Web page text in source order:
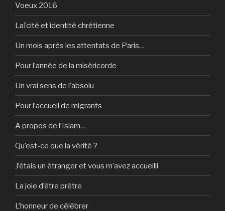
Voeux 2016
Laïcité et identité chrétienne
Un mois après les attentats de Paris…
Pour l’année de la miséricorde
Un vrai sens de l’absolu
Pour l’accueil de migrants
A propos de l’Islam…
Qu’est-ce que la vérité ?
J’étais un étranger et vous m’avez accueilli
La joie d’être prêtre
L’honneur de célébrer